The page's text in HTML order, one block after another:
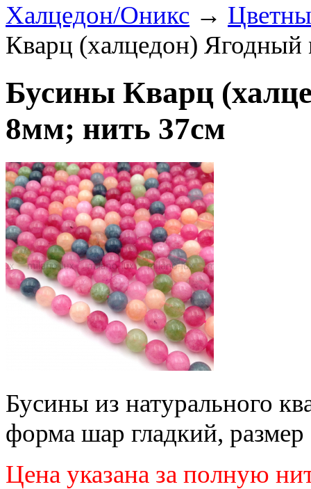
Халцедон/Оникс →
Кварц (халцедон)
Бусины Кварц
8мм; нить 37см
Бусины из натурального
форма шар гладкий,
Цена указана за полную